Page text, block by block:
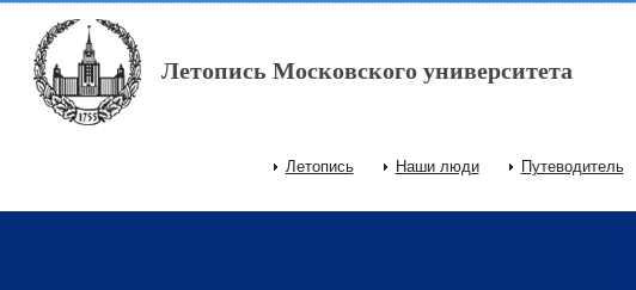
Перейти к основному содержанию
Летопись Московского университета
Главное меню
Летопись Наши люди Путеводитель